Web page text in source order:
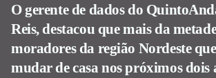
O gerente de dados do
Reis, destacou que mais da
moradores da região Nordeste
mudar de casa nos próximos dois